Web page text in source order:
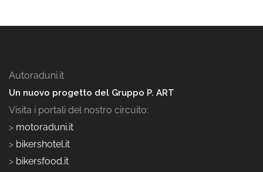
Autoraduni.it
Un nuovo progetto del Gruppo P. ART
Visita i portali del nostro circuito:
> motoraduni.it
> bikershotel.it
> bikersfood.it